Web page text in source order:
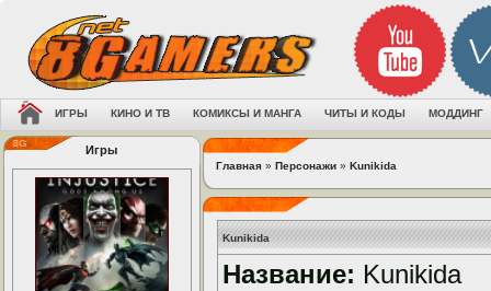
ИГРЫ КИНО И ТВ КОМИКСЫ И МАНГА ЧИТЫ И КОДЫ МОДДИНГ
Игры
Главная » Персонажи » Kunikida
Kunikida
Название: Kunikida